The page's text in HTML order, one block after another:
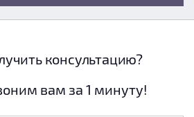
консультацию?
вам за 1 минуту!